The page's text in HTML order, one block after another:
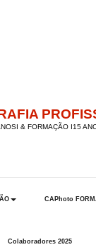
& FORMAÇÃO I15
CAPhoto
Colaboradores 2025